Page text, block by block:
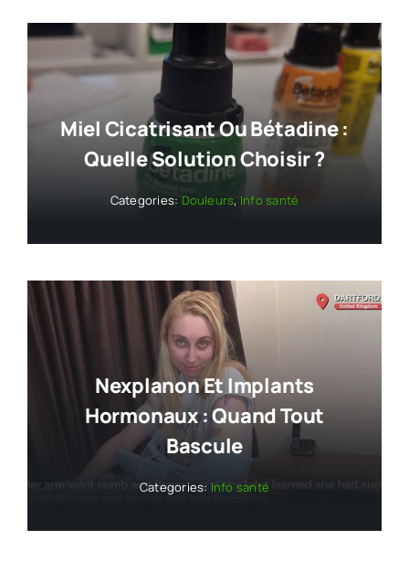
Miel Cicatrisant Ou Bétadine :
Quelle Solution Choisir ?
Categories: Douleurs, Info santé
Nexplanon Et Implants
Hormonaux : Quand Tout
Bascule
Categories: Info santé